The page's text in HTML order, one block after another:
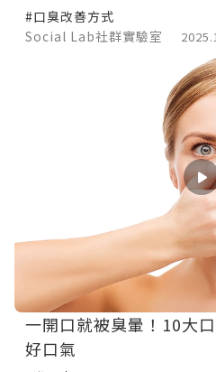
#口臭改善方式
Social Lab社群實驗室
一開口就被臭暈！10大
好口氣